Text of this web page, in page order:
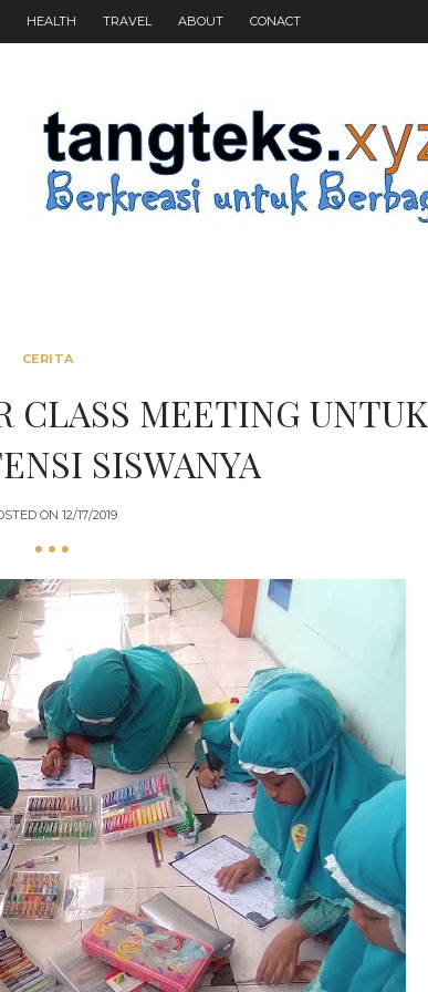
HEALTH TRAVEL ABOUT CONACT
CERITA
CLASS MEETING UNTUK
SISWANYA
ON 12/17/2019